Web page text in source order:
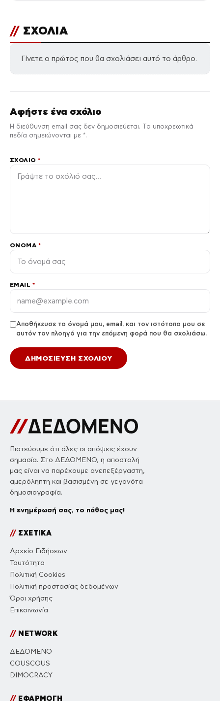
// ΣΧΟΛΙΑ
Γίνετε ο πρώτος που θα σχολιάσει αυτό το άρθρο.
Αφήστε ένα σχόλιο
Η διεύθυνση email σας δεν δημοσιεύεται. Τα υποχρεωτικά
πεδία σημειώνονται με *.
ΣΧΌΛΙΟ*
ΌΝΟΜΑ *
EMAIL *
Αποθήκευσε το όνομά μου, email, και τον ιστότοπο μου σε
αυτόν τον πλοηγό για την επόμενη φορά που θα σχολιάσω.
Πιστεύουμε ότι όλες οι απόψεις έχουν
σημασία. Στο ΔΕΔΟΜΕΝΟ, η αποστολή
μας είναι να παρέχουμε ανεπεξέργαστη,
αμερόληπτη και βασισμένη σε γεγονότα
δημοσιογραφία.
Η ενημέρωσή σας, το πάθος μας!
//ΣΧΕΤΙΚΑ
Αρχείο Ειδήσεων
Ταυτότητα
Πολιτική Cookies
Πολιτική προστασίας δεδομένων
Όροι χρήσης
Επικοινωνία
//NETWORK
ΔΕΔΟΜΕΝΟ
COUSCOUS
DIMOCRACY
//ΕΦΑΡΜΟΓΗ